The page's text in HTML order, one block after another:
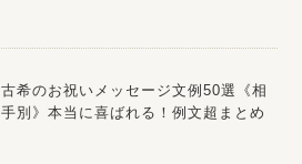
古希のお祝いメッセージ文例50選《相
手別》本当に喜ばれる！例文超まとめ